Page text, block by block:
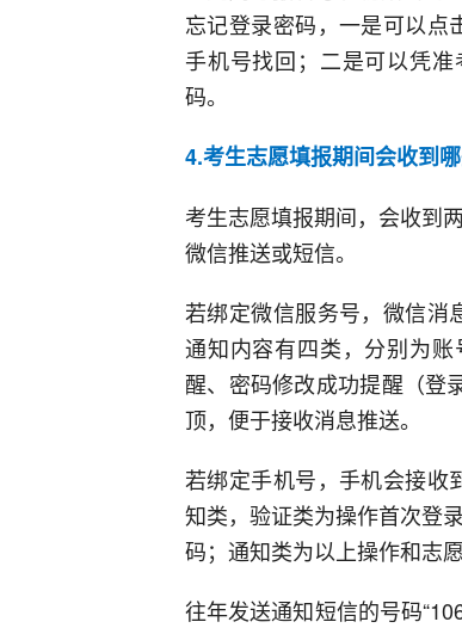
忘记登录密码，一是可以点
手机号找回；二是可以凭
码。
4.考生志愿填报期间会收到哪
考生志愿填报期间，会收到
微信推送或短信。
若绑定微信服务号，微信消
通知内容有四类，分别为
醒、密码修改成功提醒（登
顶，便于接收消息推送。
若绑定手机号，手机会接收
知类，验证类为操作首次登
码；通知类为以上操作和志
往年发送通知短信的号码